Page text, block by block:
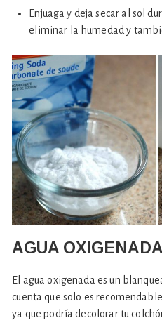
Enjuaga y deja secar al sol
eliminar la humedad y
AGUA
El agua oxigenada es un
cuenta que solo es
ya que podría decolorar tu